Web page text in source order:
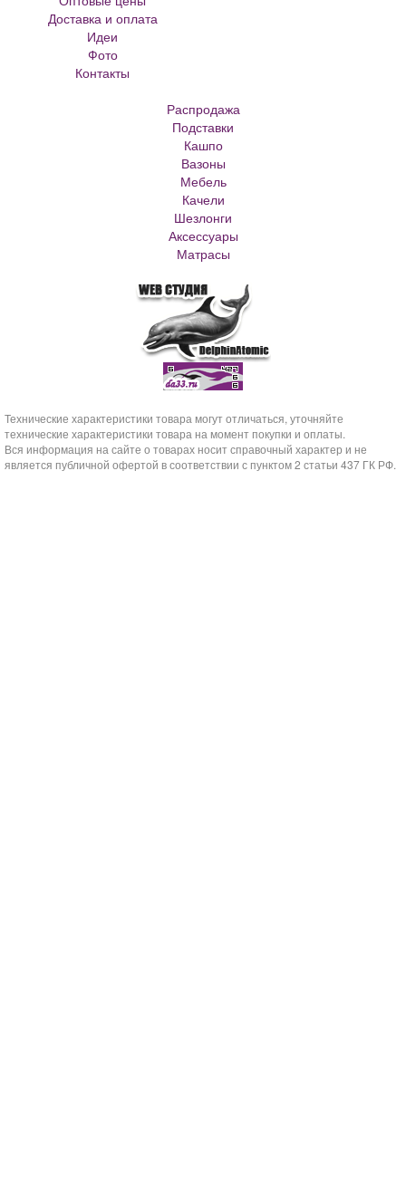
Доставка и оплата
Идеи
Фото
Контакты
Кашпо из ротанга
Матрасы Аскона
Кашпо металлическое
Кашпо для елки
Кашпо с самоливом
Кашпо с автополивом
Распродажа
Подставки
Кашпо
Вазоны
Мебель
Качели
Шезлонги
Аксессуары
Матрасы
Технические характеристики товара могут отличаться, уточняйте
технические характеристики товара на момент покупки и оплаты.
Вся информация на сайте о товарах носит справочный характер и не
является публичной офертой в соответствии с пунктом 2 статьи 437 ГК РФ.